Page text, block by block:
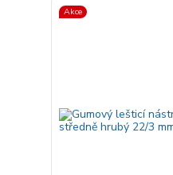
Akce